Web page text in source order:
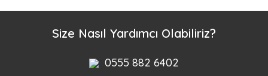
Size Nasıl Yardımcı Olabiliriz?
0555 882 6402